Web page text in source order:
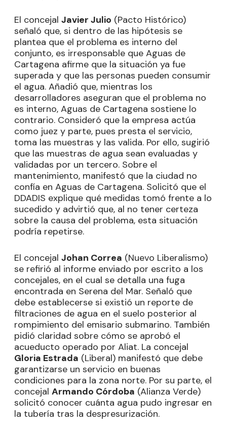
El concejal Javier Julio (Pacto Histórico)
señaló que, si dentro de las hipótesis se
plantea que el problema es interno del
conjunto, es irresponsable que Aguas de
Cartagena afirme que la situación ya fue
superada y que las personas pueden consumir
el agua. Añadió que, mientras los
desarrolladores aseguran que el problema no
es interno, Aguas de Cartagena sostiene lo
contrario. Consideró que la empresa actúa
como juez y parte, pues presta el servicio,
toma las muestras y las valida. Por ello, sugirió
que las muestras de agua sean evaluadas y
validadas por un tercero. Sobre el
mantenimiento, manifestó que la ciudad no
confía en Aguas de Cartagena. Solicitó que el
DDADIS explique qué medidas tomó frente a lo
sucedido y advirtió que, al no tener certeza
sobre la causa del problema, esta situación
podría repetirse.
El concejal Johan Correa (Nuevo Liberalismo)
se refirió al informe enviado por escrito a los
concejales, en el cual se detalla una fuga
encontrada en Serena del Mar. Señaló que
debe establecerse si existió un reporte de
filtraciones de agua en el suelo posterior al
rompimiento del emisario submarino. También
pidió claridad sobre cómo se aprobó el
acueducto operado por Aliat. La concejal
Gloria Estrada (Liberal) manifestó que debe
garantizarse un servicio en buenas
condiciones para la zona norte. Por su parte, el
concejal Armando Córdoba (Alianza Verde)
solicitó conocer cuánta agua pudo ingresar en
la tubería tras la despresurización.